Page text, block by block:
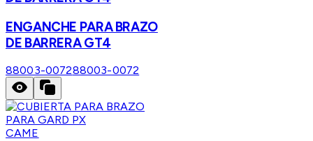
ENGANCHE PARA BRAZO
DE BARRERA GT4
88003-007288003-0072
CAME